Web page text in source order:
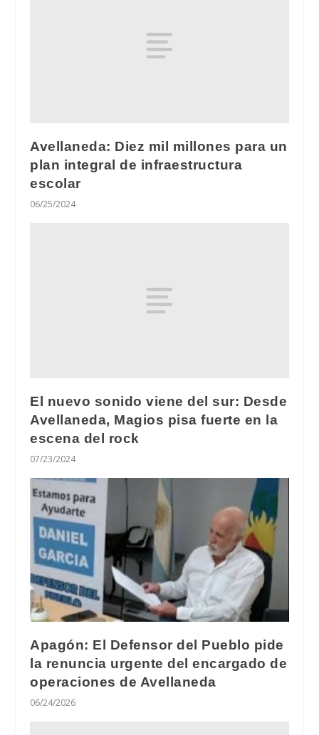
Avellaneda: Diez mil millones para un
plan integral de infraestructura
escolar
06/25/2024
El nuevo sonido viene del sur: Desde
Avellaneda, Magios pisa fuerte en la
escena del rock
07/23/2024
Apagón: El Defensor del Pueblo pide
la renuncia urgente del encargado de
operaciones de Avellaneda
06/24/2026